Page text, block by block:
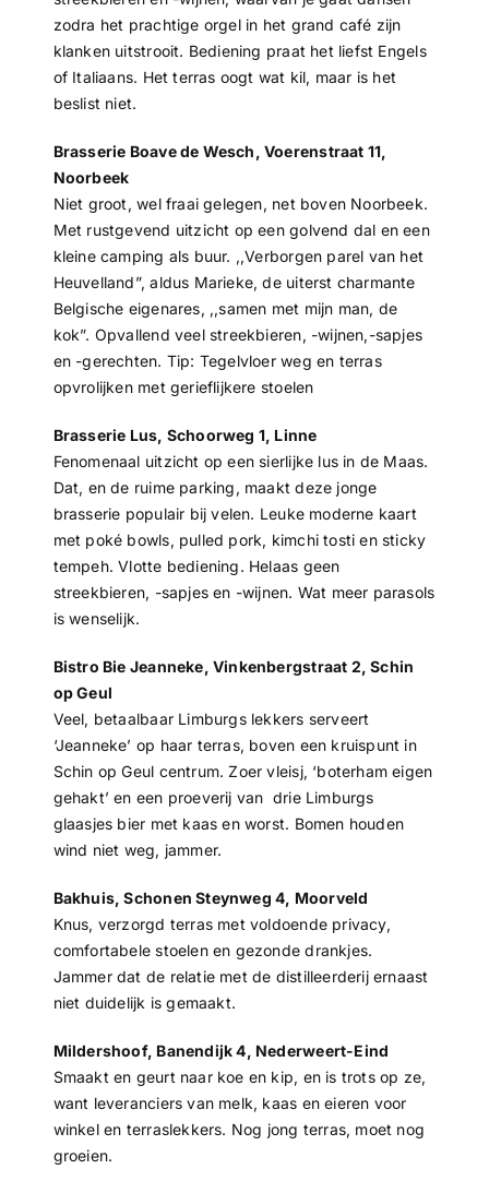
zodra het prachtige orgel in het grand café zijn
klanken uitstrooit. Bediening praat het liefst Engels
of Italiaans. Het terras oogt wat kil, maar is het
beslist niet.
Brasserie Boave de Wesch, Voerenstraat 11,
Noorbeek
Niet groot, wel fraai gelegen, net boven Noorbeek.
Met rustgevend uitzicht op een golvend dal en een
kleine camping als buur. ,,Verborgen parel van het
Heuvelland”, aldus Marieke, de uiterst charmante
Belgische eigenares, ,,samen met mijn man, de
kok”. Opvallend veel streekbieren, -wijnen,-sapjes
en -gerechten. Tip: Tegelvloer weg en terras
opvrolijken met gerieflijkere stoelen
Brasserie Lus, Schoorweg 1, Linne
Fenomenaal uitzicht op een sierlijke lus in de Maas.
Dat, en de ruime parking, maakt deze jonge
brasserie populair bij velen. Leuke moderne kaart
met poké bowls, pulled pork, kimchi tosti en sticky
tempeh. Vlotte bediening. Helaas geen
streekbieren, -sapjes en -wijnen. Wat meer parasols
is wenselijk.
Bistro Bie Jeanneke, Vinkenbergstraat 2, Schin
op Geul
Veel, betaalbaar Limburgs lekkers serveert
‘Jeanneke’ op haar terras, boven een kruispunt in
Schin op Geul centrum. Zoer vleisj, ‘boterham eigen
gehakt’ en een proeverij van drie Limburgs
glaasjes bier met kaas en worst. Bomen houden
wind niet weg, jammer.
Bakhuis, Schonen Steynweg 4, Moorveld
Knus, verzorgd terras met voldoende privacy,
comfortabele stoelen en gezonde drankjes.
Jammer dat de relatie met de distilleerderij ernaast
niet duidelijk is gemaakt.
Mildershoof, Banendijk 4, Nederweert-Eind
Smaakt en geurt naar koe en kip, en is trots op ze,
want leveranciers van melk, kaas en eieren voor
winkel en terraslekkers. Nog jong terras, moet nog
groeien.